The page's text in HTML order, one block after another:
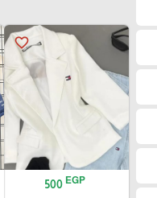
favorite_border
500 EGP